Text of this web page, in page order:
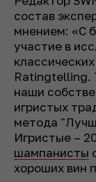
состав
мнением: «С
участие в
Ratingtelling.
наши
игристых
метода
Игристые –
шампанисты
хороших вин